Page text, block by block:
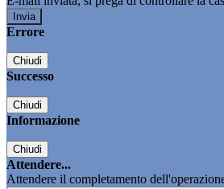
Errore
Chiudi
Successo
Chiudi
Informazione
Chiudi
Attendere...
Attendere il completamento